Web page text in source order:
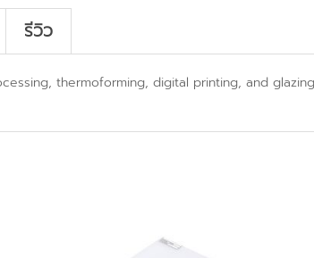
รีวิว
thermoforming, digital printing, and